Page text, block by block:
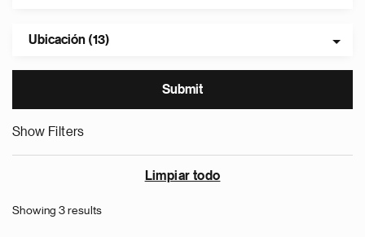
Ubicación (13)
Show Filters
Limpiar todo
Showing 3 results